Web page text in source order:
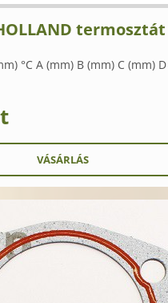
termosztát
°C A (mm) B (mm) C (mm)